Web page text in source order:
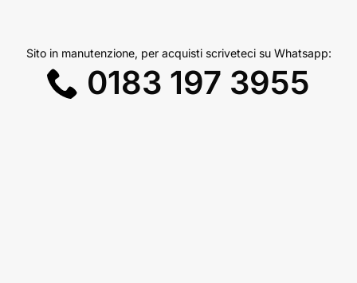
Sito in manutenzione, per acquisti scriveteci su Whatsapp:
0183 197 3955